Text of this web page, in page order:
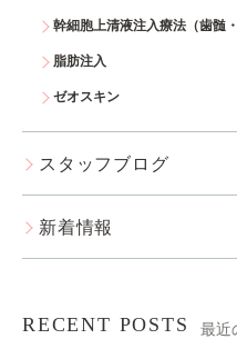
幹細胞上清液注入療法（歯髄・
脂肪注入
ゼオスキン
スタッフブログ
新着情報
RECENT POSTS 最近